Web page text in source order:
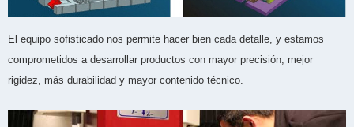
El equipo sofisticado nos permite hacer bien cada detalle, y estamos
comprometidos a desarrollar productos con mayor precisión, mejor
rigidez, más durabilidad y mayor contenido técnico.